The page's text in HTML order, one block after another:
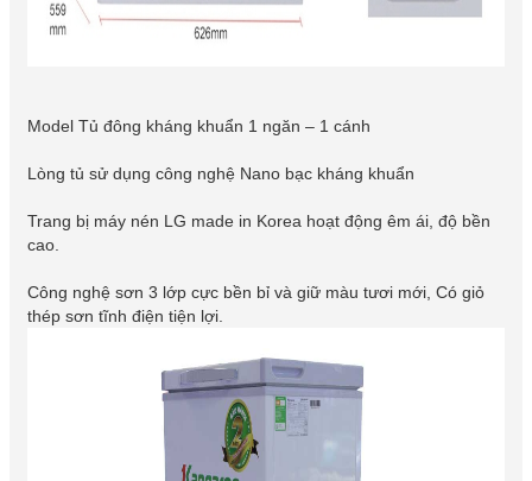
Model Tủ đông kháng khuẩn 1 ngăn – 1 cánh
Lòng tủ sử dụng công nghệ Nano bạc kháng khuẩn
Trang bị máy nén LG made in Korea hoạt động êm ái, độ bền
cao.
Công nghệ sơn 3 lớp cực bền bỉ và giữ màu tươi mới, Có giỏ
thép sơn tĩnh điện tiện lợi.